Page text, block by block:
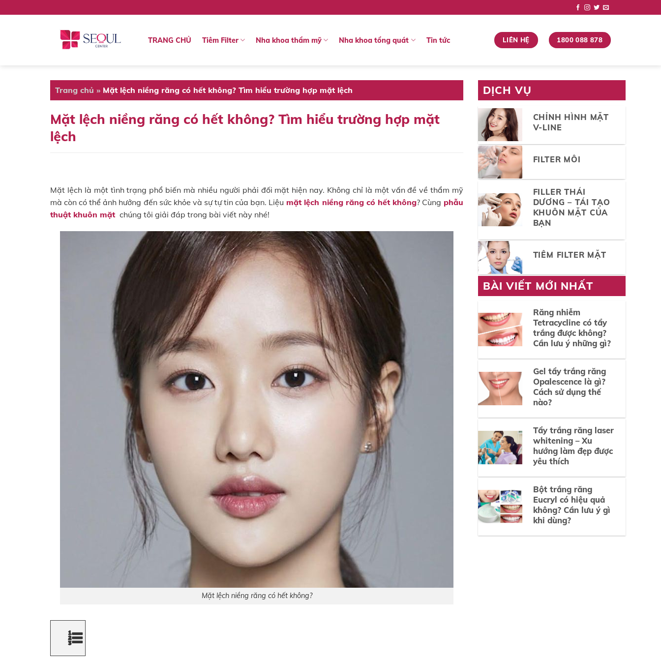
TRANG CHỦ Tiêm Filter Nha khoa thẩm mỹ Nha khoa tổng quát Tin tức LIÊN HỆ 1800 088 878
Trang chủ » Mặt lệch niềng răng có hết không? Tìm hiểu trường hợp mặt lệch
Mặt lệch niềng răng có hết không? Tìm hiểu trường hợp mặt
lệch
Mặt lệch là một tình trạng phổ biến mà nhiều người phải đối mặt hiện nay. Không chỉ là một vấn đề về thẩm mỹ
mà còn có thể ảnh hưởng đến sức khỏe và sự tự tin của bạn. Liệu mặt lệch niềng răng có hết không? Cùng phẫu
thuật khuôn mặt chúng tôi giải đáp trong bài viết này nhé!
Mặt lệch niềng răng có hết không?
DỊCH VỤ
CHỈNH HÌNH MẶT
V-LINE
FILTER MÔI
FILLER THÁI
DƯƠNG – TÁI TẠO
KHUÔN MẶT CỦA
BẠN
TIÊM FILTER MẶT
BÀI VIẾT MỚI NHẤT
Răng nhiễm
Tetracycline có tẩy
trắng được không?
Cần lưu ý những gì?
Gel tẩy trắng răng
Opalescence là gì?
Cách sử dụng thế
nào?
Tẩy trắng răng laser
whitening – Xu
hướng làm đẹp được
yêu thích
Bột trắng răng
Eucryl có hiệu quả
không? Cần lưu ý gì
khi dùng?